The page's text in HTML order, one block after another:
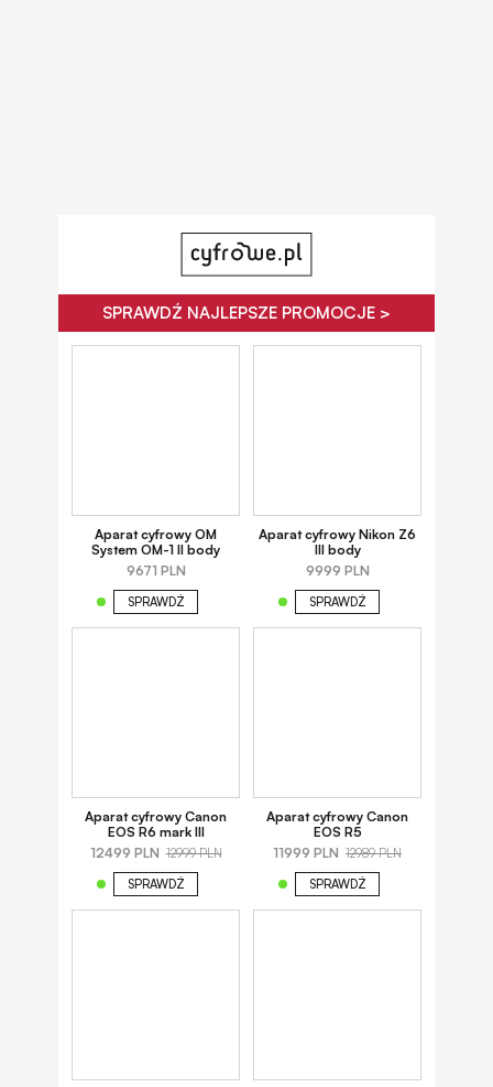
SPRAWDŹ NAJLEPSZE PROMOCJE >
Aparat cyfrowy OM
System OM-1 II body
9671 PLN
SPRAWDŹ
Aparat cyfrowy Nikon Z6
III body
9999 PLN
SPRAWDŹ
Aparat cyfrowy Canon
EOS R6 mark III
12499 PLN 12999 PLN
SPRAWDŹ
Aparat cyfrowy Canon
EOS R5
11999 PLN 12989 PLN
SPRAWDŹ